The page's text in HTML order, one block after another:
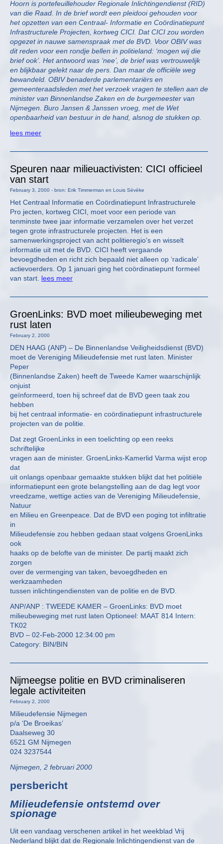
Hoorn is portefeuillehouder Regionale Inlichtingendienst (RID)
van die Raad. In de brief wordt een pleidooi gehouden voor
het opzetten van een Centraal- Informatie en Coördinatiepunt
Infrastructurele Projecten, kortweg CICI. Dat CICI zou worden
opgezet in nauwe samenspraak met de BVD. Voor OBIV was
dit reden voor een rondje bellen in politieland: ‘mogen wij die
brief ook’. Het antwoord was ‘nee’, de brief was vertrouwelijk
en blijkbaar gelekt naar de pers. Dan maar de officiële weg
bewandeld. OBIV benaderde parlementariërs en
gemeenteraadsleden met het verzoek vragen te stellen aan de
minister van Binnenlandse Zaken en de burgemeester van
Nijmegen. Buro Jansen & Janssen vroeg, met de Wet
openbaarheid van bestuur in de hand, alsnog de stukken op.
lees meer
Speuren naar milieuactivisten: CICI officieel
van start
February 3, 2000 - bron: Erik Timmerman en Louis Sévèke
Het Centraal Informatie en Coördinatiepunt Infrastructurele
Pro jecten, kortweg CICI, moet voor een periode van
tenminste twee jaar informatie verzamelen over het verzet
tegen grote infrastructurele projecten. Het is een
samenwerkingsproject van acht politieregio’s en wisselt
informatie uit met de BVD. CICI heeft vergaande
bevoegdheden en richt zich bepaald niet alleen op ‘radicale’
actievoerders. Op 1 januari ging het coördinatiepunt formeel
van start. lees meer
GroenLinks: BVD moet milieubeweging met
rust laten
February 2, 2000
DEN HAAG (ANP) – De Binnenlandse Veiligheidsdienst (BVD)
moet de Vereniging Milieudefensie met rust laten. Minister
Peper
(Binnenlandse Zaken) heeft de Tweede Kamer waarschijnlijk
onjuist
geïnformeerd, toen hij schreef dat de BVD geen taak zou
hebben
bij het centraal informatie- en coördinatiepunt infrastructurele
projecten van de politie.
Dat zegt GroenLinks in een toelichting op een reeks
schriftelijke
vragen aan de minister. GroenLinks-Kamerlid Varma wijst erop
dat
uit onlangs openbaar gemaakte stukken blijkt dat het politiële
informatiepunt een grote belangstelling aan de dag legt voor
vreedzame, wettige acties van de Vereniging Milieudefensie,
Natuur
en Milieu en Greenpeace. Dat de BVD een poging tot infiltratie
in
Milieudefensie zou hebben gedaan staat volgens GroenLinks
ook
haaks op de belofte van de minister. De partij maakt zich
zorgen
over de vermenging van taken, bevoegdheden en
werkzaamheden
tussen inlichtingendiensten van de politie en de BVD.
ANP/ANP : TWEEDE KAMER – GroenLinks: BVD moet
milieubeweging met rust laten Optioneel: MAAT 814 Intern:
TK02
BVD – 02-Feb-2000 12:34:00 pm
Category: BIN/BIN
Nijmeegse politie en BVD criminaliseren
legale activiteiten
February 2, 2000
Milieudefensie Nijmegen
p/a ‘De Broeikas’
Daalseweg 30
6521 GM Nijmegen
024 3237544
Nijmegen, 2 februari 2000
persbericht
Milieudefensie ontstemd over
spionage
Uit een vandaag verschenen artikel in het weekblad Vrij
Nederland blijkt dat de Regionale Inlichtingendienst van de